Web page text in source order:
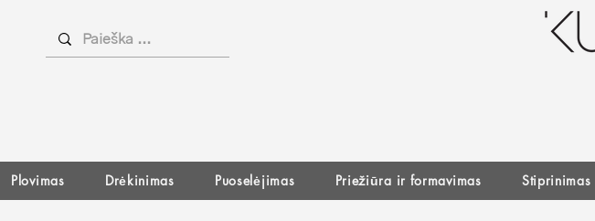
Plovimas Drėkinimas Puoselėjimas Priežiūra ir formavimas Stiprinimas